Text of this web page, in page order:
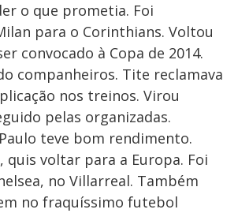
o que prometia. Foi
para o Corinthians. Voltou
convocado à Copa de 2014.
companheiros. Tite reclamava
nos treinos. Virou
pelas organizadas.
teve bom rendimento.
quis voltar para a Europa. Foi
no Villarreal. Também
no fraquíssimo futebol